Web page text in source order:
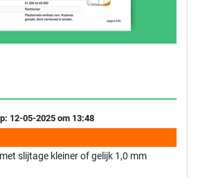
12-05-2025 om 13:48
slijtage kleiner of gelijk 1,0 mm